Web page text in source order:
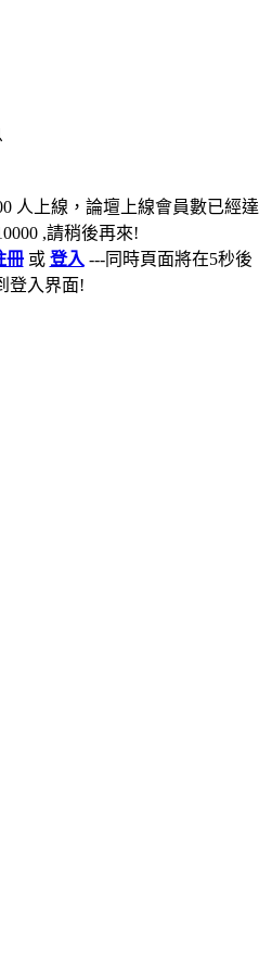
人上線，論壇上線會員數已經達
,請稍後再來!
冊或 登入 ---同時頁面將在5秒後
登入界面!